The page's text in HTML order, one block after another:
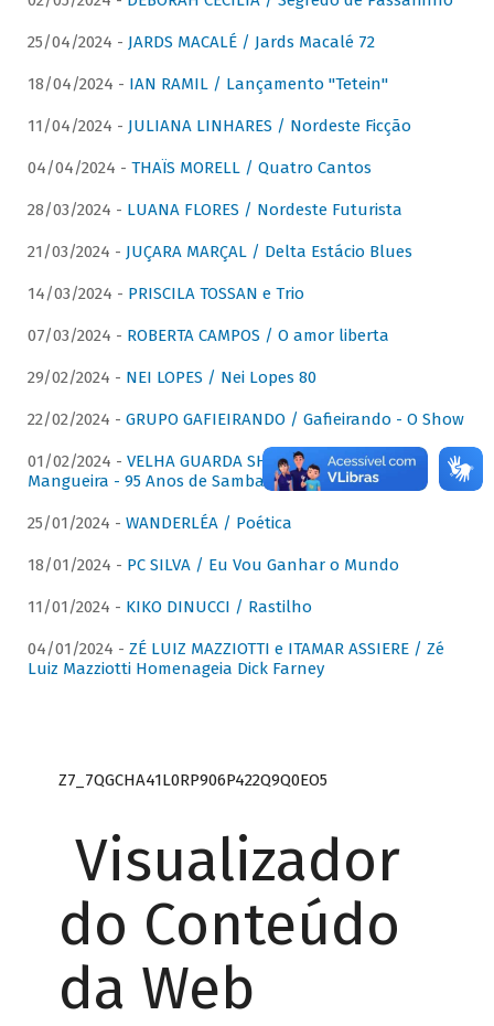
25/04/2024 - JARDS MACALÉ / Jards Macalé 72
18/04/2024 - IAN RAMIL / Lançamento "Tetein"
11/04/2024 - JULIANA LINHARES / Nordeste Ficção
04/04/2024 - THAÏS MORELL / Quatro Cantos
28/03/2024 - LUANA FLORES / Nordeste Futurista
21/03/2024 - JUÇARA MARÇAL / Delta Estácio Blues
14/03/2024 - PRISCILA TOSSAN e Trio
07/03/2024 - ROBERTA CAMPOS / O amor liberta
29/02/2024 - NEI LOPES / Nei Lopes 80
22/02/2024 - GRUPO GAFIEIRANDO / Gafieirando - O Show
01/02/2024 - VELHA GUARDA SHOW DA MANGUEIRA /
Mangueira - 95 Anos de Samba
25/01/2024 - WANDERLÉA / Poética
18/01/2024 - PC SILVA / Eu Vou Ganhar o Mundo
11/01/2024 - KIKO DINUCCI / Rastilho
04/01/2024 - ZÉ LUIZ MAZZIOTTI e ITAMAR ASSIERE / Zé
Luiz Mazziotti Homenageia Dick Farney
Z7_7QGCHA41L0RP906P422Q9Q0EO5
Visualizador
do Conteúdo
da Web